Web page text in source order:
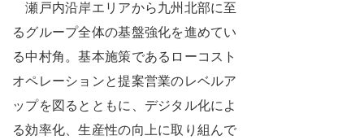
瀬戸内沿岸エリアから九州北部に至
るグループ全体の基盤強化を進めてい
る中村角。基本施策であるローコスト
オペレーションと提案営業のレベルア
ップを図るとともに、デジタル化によ
る効率化、生産性の向上に取り組んで